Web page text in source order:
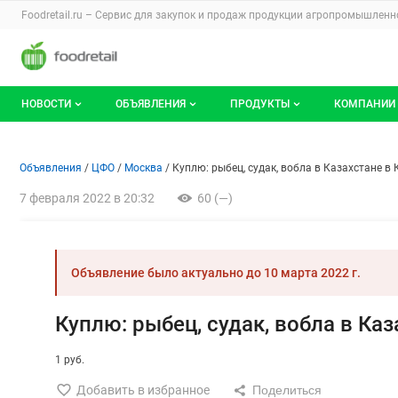
Раздел навигации по сайту
Foodretail.ru – Сервис для закупок и продаж продукции
Авторизация и меню пользователя
Навигация по разделам сайта foodretail.ru
НОВОСТИ ОБЪЯВЛЕНИЯ ПРОДУКТЫ КОМПАНИИ
Объявление: Куплю: рыбец,
Информация о объявлении
Навигация и управление
Объявления ЦФО Москва Куплю: рыбец, судак, вобла в Казахстане в
7 февраля 2022 в 20:32 60 (—)
Объявление было актуально до 10 марта 2022 г.
Куплю: рыбец, судак, вобла в
1 руб.
Добавить в избранное